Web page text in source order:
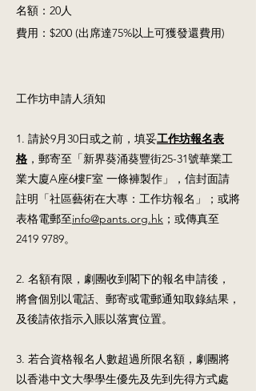
名額：20人
費用：$200 (出席達75%以上可獲發還費用)
工作坊申請人須知
1. 請於9月30日或之前，填妥工作坊報名表
格 ，郵寄至「新界葵涌葵豐街25-31號華業工
業大廈A座6樓F室 一條褲製作」，信封面請
註明「社區藝術在大專：工作坊報名」；或將
表格電郵至info@pants.org.hk ；或傳真至
2419 9789。
2. 名額有限，劇團收到閣下的報名申請後，
將會個別以電話、郵寄或電郵通知取錄結果，
及後請依指示入賬以落實位置。
3. 若合資格報名人數超過所限名額，劇團將
以香港中文大學學生優先及先到先得方式處